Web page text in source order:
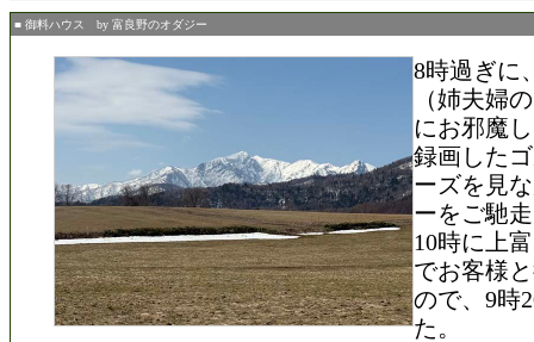
■ 御料ハウス by 富良野のオダジー
8時過ぎに
（姉夫婦
にお邪魔
録画した
ーズを見
ーをご馳
10時に上
でお客様
ので、9時
た。